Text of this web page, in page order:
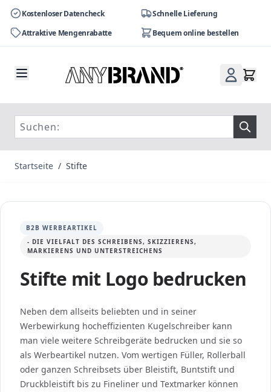
Kostenloser Datencheck
Schnelle Lieferung
Attraktive Mengenrabatte
Bequem online bestellen
Startseite / Stifte
B2B WERBEARTIKEL
- DIE VIELFALT DES SCHREIBENS, SKIZZIERENS,
MARKIERENS UND UNTERSTREICHENS
Stifte mit Logo bedrucken
Neben dem allseits beliebten und in seiner
Werbewirkung hocheffizienten Kugelschreiber kann
man viele weitere Schreibgeräte bedrucken und sie so
als Werbeartikel nutzen. Vom wertigen Füller, Rollerball
oder ganzen Schreibsets über Bleistift, Buntstift und
Druckbleistift bis zu Fineliner und Textmarker können